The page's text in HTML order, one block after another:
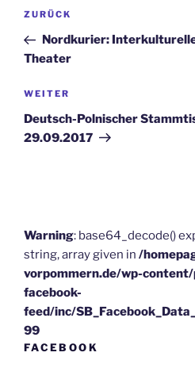
Beitragsnavigation
Vorheriger
Beitrag
ZURÜCK
Nordkurier:
Theater
Nächster
Beitrag
WEITER
Deutsch-Polnischer
29.09.2017
Warning: base64_decode()
string, array given in /
vorpommern.de/wp-
facebook-
feed/inc/
99
FACEBOOK